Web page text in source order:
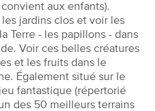
aux enfants).
jardins clos et voir les
Terre - les papillons - dans
Voir ces belles créatures
et les fruits dans le
Également situé sur le
fantastique (répertorié
des 50 meilleurs terrains